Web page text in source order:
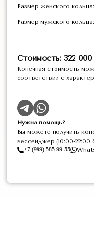
Размер женского кольца:
Размер мужского кольца:
Стоимость: 322 000
Конечная стоимость
соответствии с
Нужна помощь?
Вы можете получить
мессенджер (10:00-22:00
+7 (999) 585-99-55